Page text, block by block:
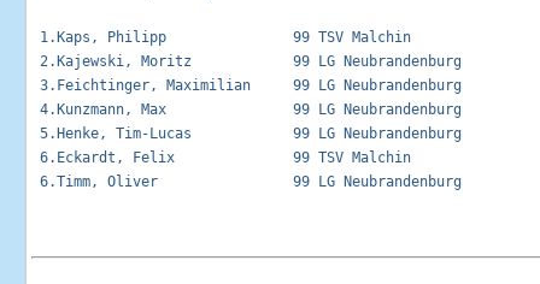
1.Kaps, Philipp               99 TSV Malchin
2.Kajewski, Moritz            99 LG Neubrandenburg
3.Feichtinger, Maximilian     99 LG Neubrandenburg
4.Kunzmann, Max               99 LG Neubrandenburg
5.Henke, Tim-Lucas            99 LG Neubrandenburg
6.Eckardt, Felix              99 TSV Malchin
6.Timm, Oliver                99 LG Neubrandenburg